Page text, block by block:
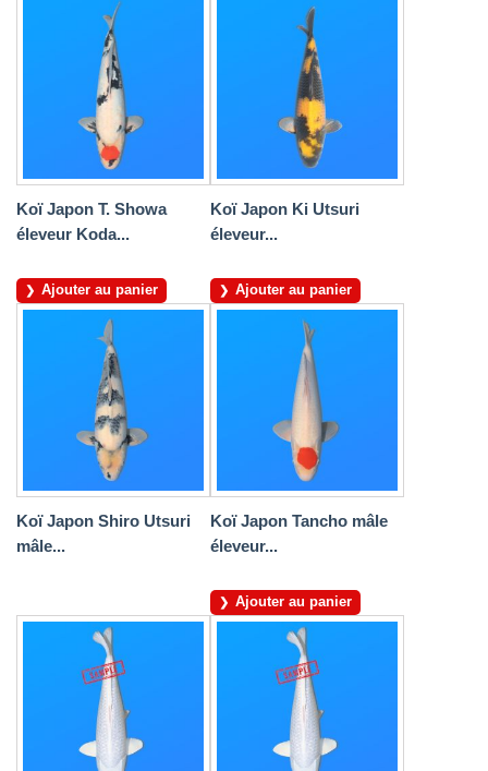
Koï Japon T. Showa
éleveur Koda...
Ajouter au panier
Koï Japon Ki Utsuri
éleveur...
Ajouter au panier
Koï Japon Shiro Utsuri
mâle...
Koï Japon Tancho mâle
éleveur...
Ajouter au panier